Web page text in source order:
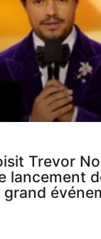
Trevor
lancement